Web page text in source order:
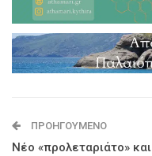
ΠΡΟΗΓΟΎΜΕΝΟ
Νέο «προλεταριάτο» και